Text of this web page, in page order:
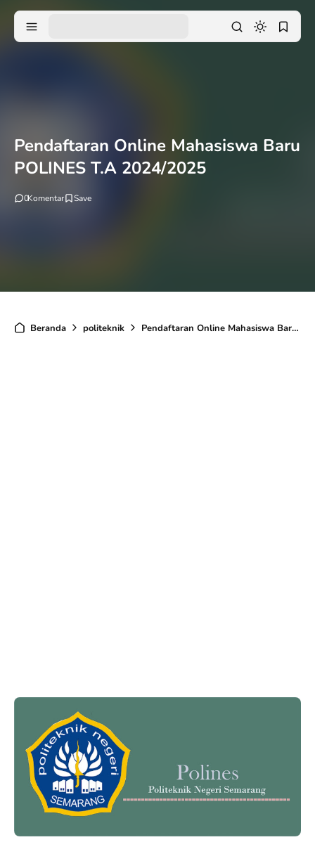
Pendaftaran Online Mahasiswa Baru
POLINES T.A 2024/2025
0Komentar
Beranda politeknik Pendaftaran Online Mahasiswa Baru POLINES T.A 2024/2025